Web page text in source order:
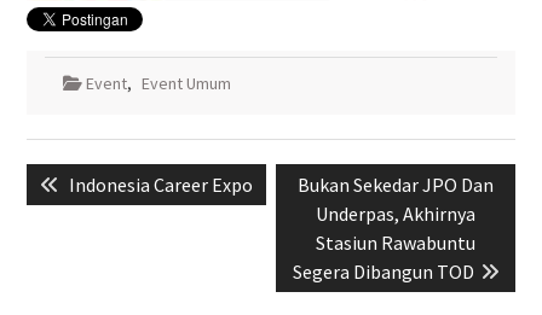
Event, Event Umum
pos Previous
post:
Indonesia Career Expo
Next
post:
Bukan Sekedar JPO Dan
Underpas, Akhirnya
Stasiun Rawabuntu
Segera Dibangun TOD